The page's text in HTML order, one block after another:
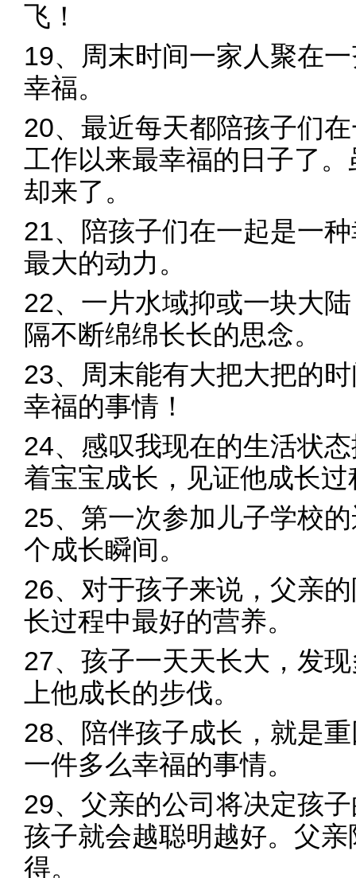
飞！
19、周末时间一家人聚在
幸福。
20、最近每天都陪孩子们
工作以来最幸福的日子了
却来了。
21、陪孩子们在一起是一
最大的动力。
22、一片水域抑或一块大
隔不断绵绵长长的思念。
23、周末能有大把大把的
幸福的事情！
24、感叹我现在的生活状
着宝宝成长，见证他成长
25、第一次参加儿子学校
个成长瞬间。
26、对于孩子来说，父亲
长过程中最好的营养。
27、孩子一天天长大，发
上他成长的步伐。
28、陪伴孩子成长，就是
一件多么幸福的事情。
29、父亲的公司将决定孩
孩子就会越聪明越好。父
得。